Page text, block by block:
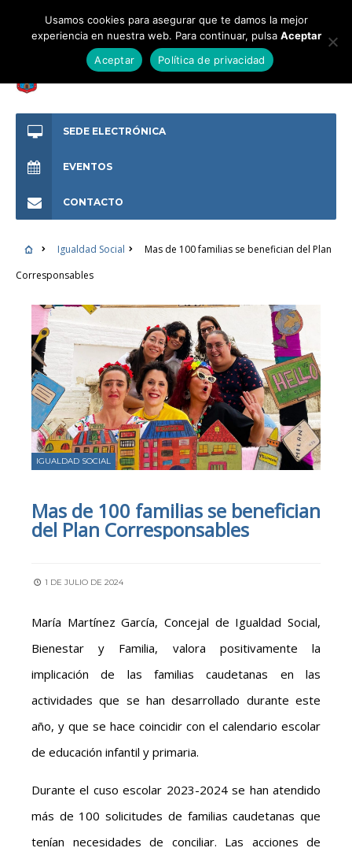
SEDE ELECTRÓNICA
EVENTOS
CONTACTO
Igualdad Social
Mas de 100 familias se benefician del Plan
Corresponsables
IGUALDAD SOCIAL
Mas de 100 familias se benefician
del Plan Corresponsables
1 DE JULIO DE 2024
María Martínez García, Concejal de Igualdad Social,
Bienestar y Familia, valora positivamente la
implicación de las familias caudetanas en las
actividades que se han desarrollado durante este
año, y que se hace coincidir con el calendario escolar
de educación infantil y primaria.
Durante el cuso escolar 2023-2024 se han atendido
más de 100 solicitudes de familias caudetanas que
tenían necesidades de conciliar. Las acciones de
Usamos cookies para asegurar que te damos la mejor
experiencia en nuestra web. Para continuar, pulsa Aceptar
Aceptar
Política de privacidad